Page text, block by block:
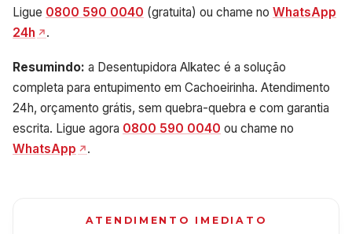
Ligue 0800 590 0040 (gratuita) ou chame no WhatsApp
24h
.
Resumindo: a Desentupidora Alkatec é a solução
completa para entupimento em Cachoeirinha. Atendimento
24h, orçamento grátis, sem quebra-quebra e com garantia
escrita. Ligue agora 0800 590 0040 ou chame no
WhatsApp
.
ATENDIMENTO IMEDIATO